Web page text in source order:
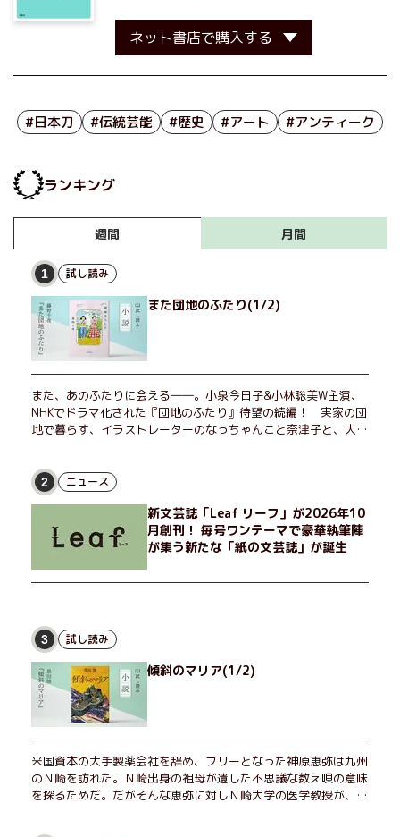
ネット書店で購入する
#日本刀 #伝統芸能 #歴史 #アート #アンティーク
ランキング
週間 月間
1 試し読み
また団地のふたり(1/2)
また、あのふたりに会える――。小泉今日子&小林聡美W主演、
NHKでドラマ化された『団地のふたり』待望の続編！ 実家の団
地で暮らす、イラストレーターのなっちゃんこと奈津子と、大学
げたり、部屋でふたりだけの「台湾映画祭」を催したり。50代
独身、幼なじみの変わらぬ友情とささやかな幸せの日々を描く。
2 ニュース
新文芸誌「Leaf リーフ」が2026年10
月創刊！ 毎号ワンテーマで豪華執筆陣
が集う新たな「紙の文芸誌」が誕生
3 試し読み
傾斜のマリア(1/2)
米国資本の大手製薬会社を辞め、フリーとなった神原恵弥は九州
のＮ崎を訪れた。Ｎ崎出身の祖母が遺した不思議な数え唄の意味
を探るためだ。だがそんな恵弥に対しＮ崎大学の医学教授が、米